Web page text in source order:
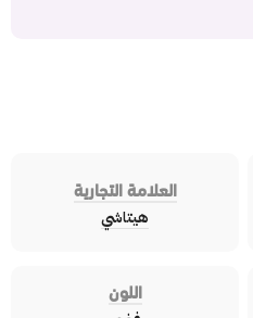
العلامة التجارية
هيتاشي
اللون